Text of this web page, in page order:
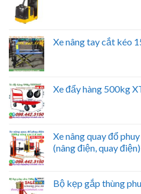
Xe nâng tay cắt kéo
Xe đẩy hàng 500kg
Xe nâng quay đổ
(nâng điện, quay điện)
Bộ kẹp gắp thùng